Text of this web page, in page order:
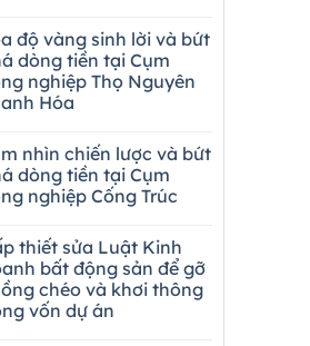
độ vàng sinh lời và bứt
dòng tiền tại Cụm
nghiệp Thọ Nguyên
Hóa
nhìn chiến lược và bứt
dòng tiền tại Cụm
nghiệp Cống Trúc
thiết sửa Luật Kinh
bất động sản để gỡ
chéo và khơi thông
vốn dự án